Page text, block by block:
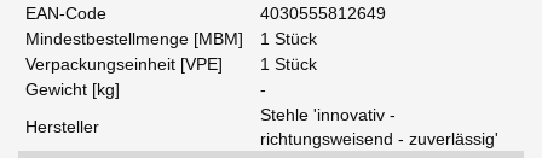
EAN-Code
4030555812649
Mindestbestellmenge [MBM]
1 Stück
Verpackungseinheit [VPE]
1 Stück
Gewicht [kg]
-
Hersteller
Stehle 'innovativ -
richtungsweisend - zuverlässig'